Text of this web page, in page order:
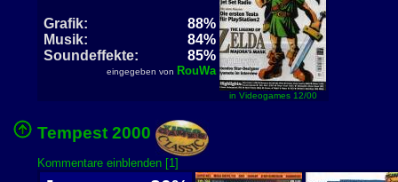
Grafik:
88%
Musik:
84%
Soundeffekte:
85%
eingegeben von RouWa
in Videogames 12/00
Tempest 2000
Kommentare einblenden [1]